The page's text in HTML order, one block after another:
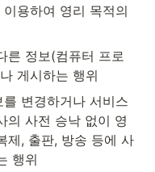
용하여 영리 목적의
른 정보(컴퓨터 프로
게시하는 행위
변경하거나 서비스
의 사전 승낙 없이 영
제, 출판, 방송 등에 사
행위